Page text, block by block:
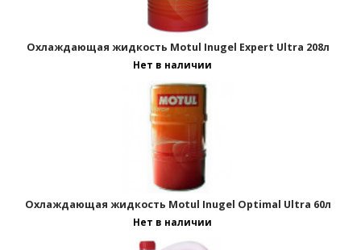
Охлаждающая жидкость Motul Inugel Expert Ultra 208л
Нет в наличии
Охлаждающая жидкость Motul Inugel Optimal Ultra 60л
Нет в наличии